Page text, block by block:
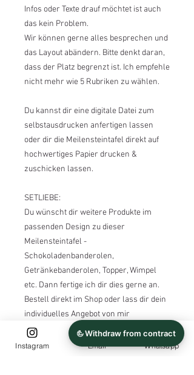
Infos oder Texte drauf möchtet ist auch
das kein Problem.
Wir können gerne alles besprechen und
das Layout abändern. Bitte denkt daran,
dass der Platz begrenzt ist. Ich empfehle
nicht mehr wie 5 Rubriken zu wählen.
Du kannst dir eine digitale Datei zum
selbstausdrucken anfertigen lassen
oder dir die Meilensteintafel direkt auf
hochwertiges Papier drucken &
zuschicken lassen.
SETLIEBE:
Du wünscht dir weitere Produkte im
passenden Design zu dieser
Meilensteintafel -
Schokoladenbanderolen,
Getränkebanderolen, Topper, Wimpel
etc. Dann fertige ich dir dies gerne an.
Bestell direkt im Shop oder lass dir dein
individuelles Angebot von mir
anfertigen.
Instagram Email Whatsapp